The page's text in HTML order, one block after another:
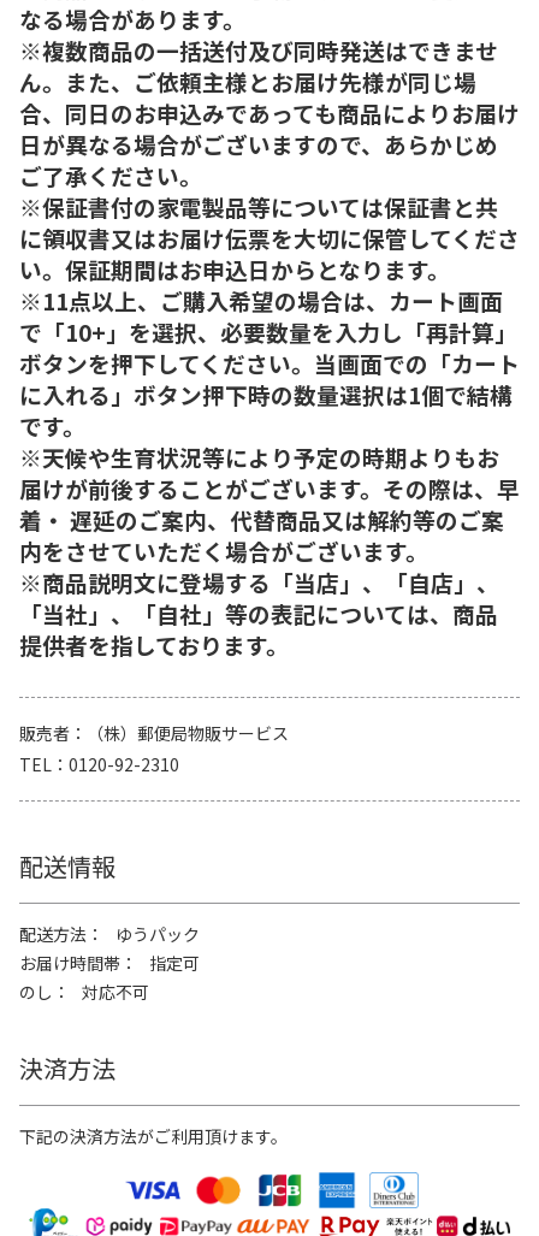
なる場合があります。
※複数商品の一括送付及び同時発送はできませ
ん。また、ご依頼主様とお届け先様が同じ場
合、同日のお申込みであっても商品によりお届け
日が異なる場合がございますので、あらかじめ
ご了承ください。
※保証書付の家電製品等については保証書と共
に領収書又はお届け伝票を大切に保管してくださ
い。保証期間はお申込日からとなります。
※11点以上、ご購入希望の場合は、カート画面
で「10+」を選択、必要数量を入力し「再計算」
ボタンを押下してください。当画面での「カート
に入れる」ボタン押下時の数量選択は1個で結構
です。
※天候や生育状況等により予定の時期よりもお
届けが前後することがございます。その際は、早
着・ 遅延のご案内、代替商品又は解約等のご案
内をさせていただく場合がございます。
※商品説明文に登場する「当店」、「自店」、
「当社」、「自社」等の表記については、商品
提供者を指しております。
販売者
（株）郵便局物販サービス
TEL
0120-92-2310
配送情報
配送方法
ゆうパック
お届け時間帯
指定可
のし
対応不可
決済方法
下記の決済方法がご利用頂けます。